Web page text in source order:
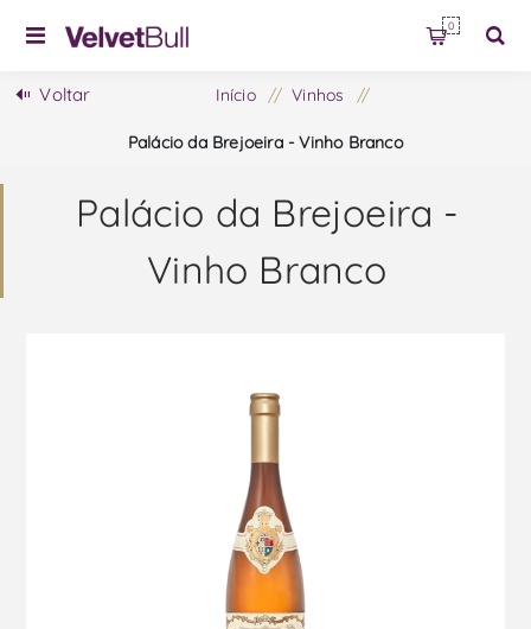
0
Voltar Início / Vinhos /
Palácio da Brejoeira - Vinho Branco
Palácio da Brejoeira -
Vinho Branco